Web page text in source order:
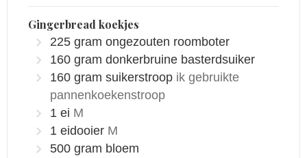
Gingerbread koekjes
225 gram ongezouten roomboter
160 gram donkerbruine basterdsuiker
160 gram suikerstroop ik gebruikte
pannenkoekenstroop
1 ei M
1 eidooier M
500 gram bloem